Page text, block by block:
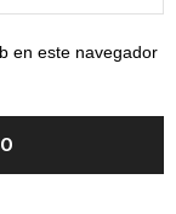
en este navegador